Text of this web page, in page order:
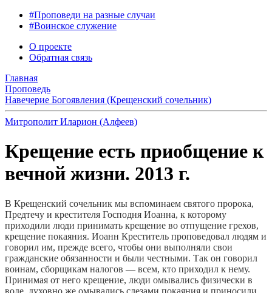
#Проповеди на разные случаи
#Воинское служение
О проекте
Обратная связь
Главная
Проповедь
Навечерие Богоявления (Крещенский сочельник)
Митрополит Иларион (Алфеев)
Крещение есть приобщение к
вечной жизни. 2013 г.
В Крещенский сочельник мы вспоминаем святого пророка,
Предтечу и крестителя Господня Иоанна, к которому
приходили люди принимать крещение во отпущение грехов,
крещение покаяния. Иоанн Креститель проповедовал людям и
говорил им, прежде всего, чтобы они выполняли свои
гражданские обязанности и были честными. Так он говорил
воинам, сборщикам налогов — всем, кто приходил к нему.
Принимая от него крещение, люди омывались физически в
воде, духовно же омывались слезами покаяния и приносили